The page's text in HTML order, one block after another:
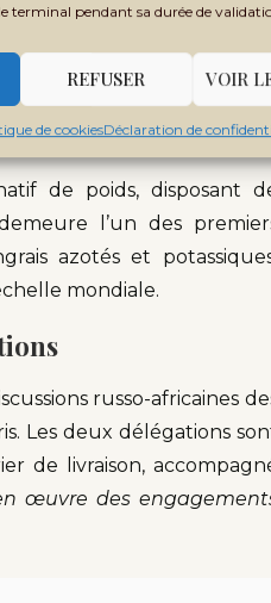
terminal pendant sa durée de
REFUSER VOIR
de cookiesDéclaration de
en quête de solution
de poids, disposant
l’un des
azotés et
mondiale.
russo-africaines
Les deux délégations
de livraison,
œuvre des